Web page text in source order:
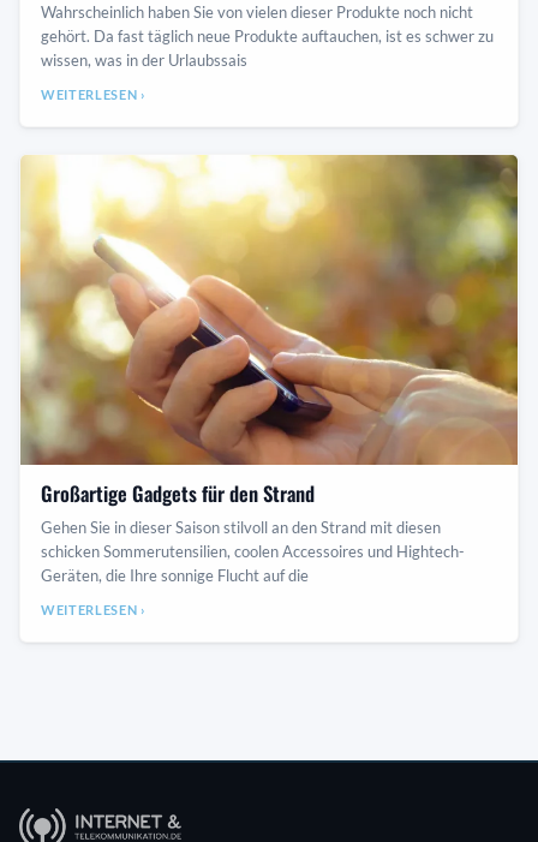
Wahrscheinlich haben Sie von vielen dieser Produkte noch nicht
gehört. Da fast täglich neue Produkte auftauchen, ist es schwer zu
wissen, was in der Urlaubssais
WEITERLESEN ›
Großartige Gadgets für den Strand
Gehen Sie in dieser Saison stilvoll an den Strand mit diesen
schicken Sommerutensilien, coolen Accessoires und Hightech-
Geräten, die Ihre sonnige Flucht auf die
WEITERLESEN ›